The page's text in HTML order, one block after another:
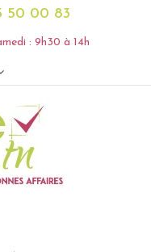
50 00 83
: 9h30 à 14h